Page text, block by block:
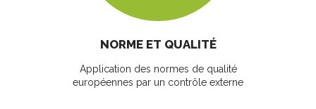
NORME ET QUALITÉ
Application des normes de qualité
européennes par un contrôle externe